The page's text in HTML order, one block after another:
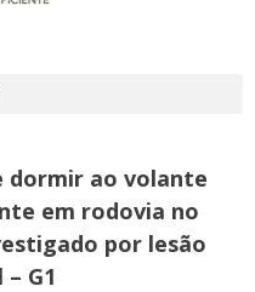
dormir ao volante
em rodovia no
por lesão
G1